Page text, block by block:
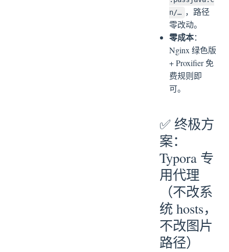
n/… ，路径
零改动。
零成本：
Nginx 绿色版
+ Proxifier 免
费规则即
可。
✅ 终极方
案：
Typora 专
用代理
（不改系
统 hosts，
不改图片
路径）